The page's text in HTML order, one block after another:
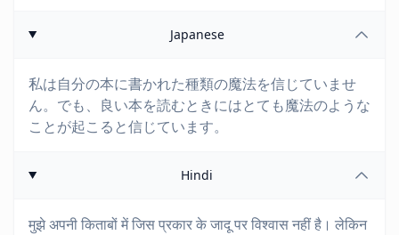
Japanese
私は自分の本に書かれた種類の魔法を信じていませ
ん。でも、良い本を読むときにはとても魔法のような
ことが起こると信じています。
Hindi
मुझे अपनी किताबों में जिस प्रकार के जादू पर विश्वास नहीं है। लेकिन